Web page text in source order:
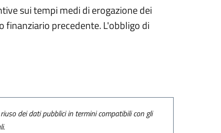
sui tempi medi di erogazione dei
finanziario precedente. L'obbligo di
dei dati pubblici in termini compatibili con gli